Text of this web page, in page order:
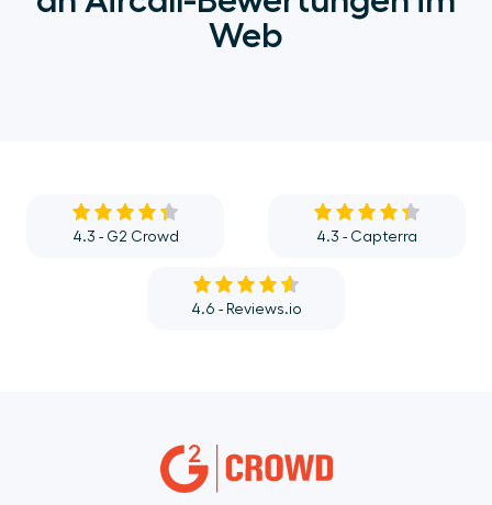
Web
4.3 - G2 Crowd 4.3 - Capterra
4.6 - Reviews.io